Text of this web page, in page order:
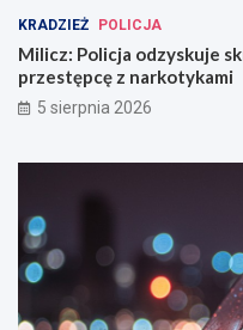
KRADZIEŻ POLICJA
Milicz: Policja odzyskuje
przestępcę z narkotykami
5 sierpnia 2026